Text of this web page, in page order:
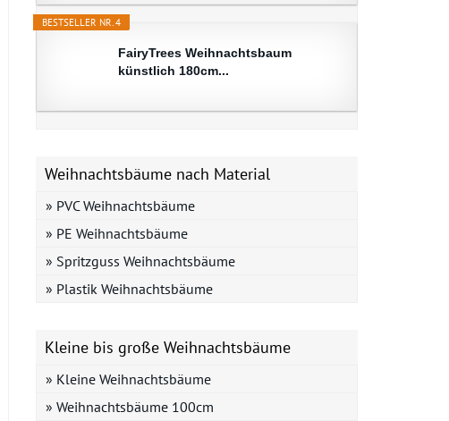
BESTSELLER NR. 4
FairyTrees Weihnachtsbaum
künstlich 180cm...
Weihnachtsbäume nach Material
» PVC Weihnachtsbäume
» PE Weihnachtsbäume
» Spritzguss Weihnachtsbäume
» Plastik Weihnachtsbäume
Kleine bis große Weihnachtsbäume
» Kleine Weihnachtsbäume
» Weihnachtsbäume 100cm